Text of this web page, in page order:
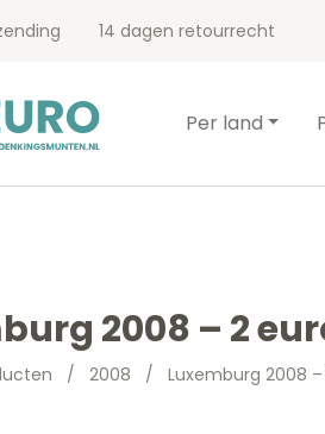
14 dagen retourrecht
Per land
2008 – 2
/ 2008 / Luxemburg 2008